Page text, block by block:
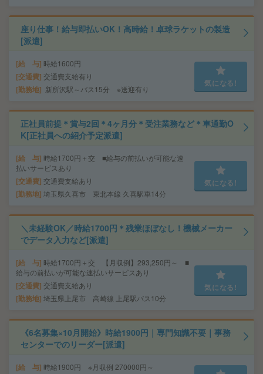
座り仕事！給与即払いOK！高時給！卓球ラケットの製造
[派遣]
給 与 時給1600円
交通費 交通費支給有り
勤務地 新所沢駅～バス15分 ※送迎有り
気になる!
正社員前提＊賞与2回＊4ヶ月分＊受注業務など＊車通勤O
K[正社員への紹介予定派遣]
給 与 時給1700円＋交 ■給与の前払いが可能な速
払いサービスあり
交通費 交通費支給あり
勤務地 埼玉県久喜市 東北本線 久喜駅車14分
気になる!
＼未経験OK／時給1700円＊残業ほぼなし！機械メーカー
でデータ入力など[派遣]
給 与 時給1700円＋交 【月収例】293,250円～ ■
給与の前払いが可能な速払いサービスあり
交通費 交通費支給あり
勤務地 埼玉県上尾市 高崎線 上尾駅バス10分
気になる!
《6名募集×10月開始》時給1900円｜専門知識不要｜事務
センターでのリーダー[派遣]
給 与 時給1900円 ※月収例 270000円～